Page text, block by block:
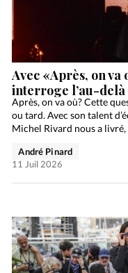
Avec «Après, on
interroge l’au-delà
Après, on va où? Cette
ou tard. Avec son talent
Michel Rivard nous a
André Pinard
11 Juil 2026